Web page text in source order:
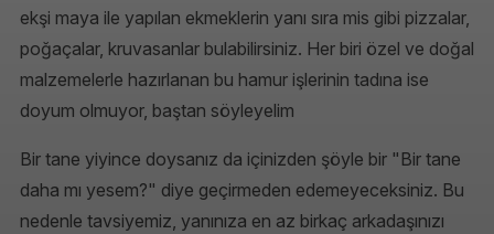
ekşi maya ile yapılan ekmeklerin yanı sıra mis gibi pizzalar,
poğaçalar, kruvasanlar bulabilirsiniz. Her biri özel ve doğal
malzemelerle hazırlanan bu hamur işlerinin tadına ise
doyum olmuyor, baştan söyleyelim
Bir tane yiyince doysanız da içinizden şöyle bir "Bir tane
daha mı yesem?" diye geçirmeden edemeyeceksiniz. Bu
nedenle tavsiyemiz, yanınıza en az birkaç arkadaşınızı